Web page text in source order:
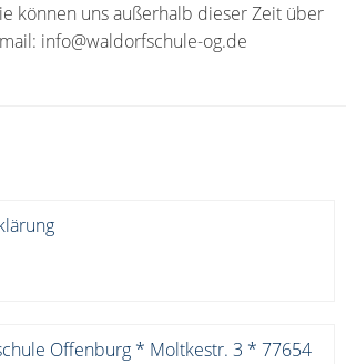
können uns außerhalb dieser Zeit über
info@waldorfschule-og.de
Offenburg * Moltkestr. 3 * 77654